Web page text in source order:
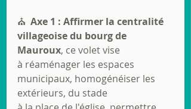
⛪ Axe 1 : Affirmer la centralité
villageoise du bourg de
Mauroux, ce volet vise
à réaménager les espaces
municipaux, homogénéiser les
extérieurs, du stade